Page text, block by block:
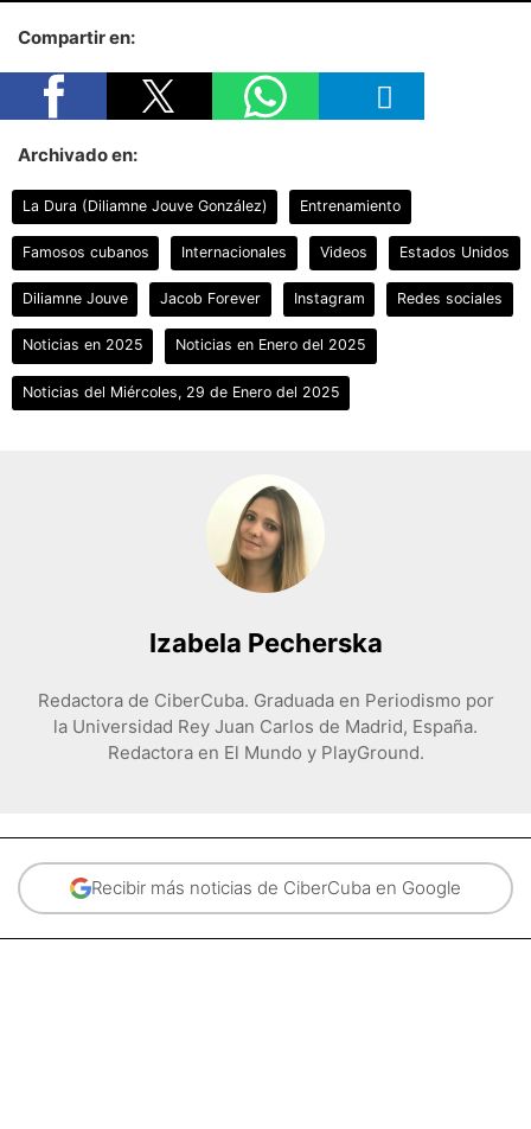
Compartir en:
Archivado en:
La Dura (Diliamne Jouve González) Entrenamiento
Famosos cubanos Internacionales Videos Estados Unidos
Diliamne Jouve Jacob Forever Instagram Redes sociales
Noticias en 2025 Noticias en Enero del 2025
Noticias del Miércoles, 29 de Enero del 2025
Izabela Pecherska
Redactora de CiberCuba. Graduada en Periodismo por
la Universidad Rey Juan Carlos de Madrid, España.
Redactora en El Mundo y PlayGround.
Recibir más noticias de CiberCuba en Google